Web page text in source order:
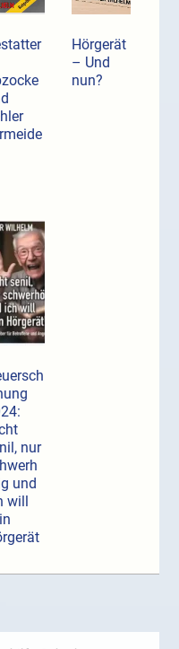
Hörgerät
– Und
nun?
nur
und
will